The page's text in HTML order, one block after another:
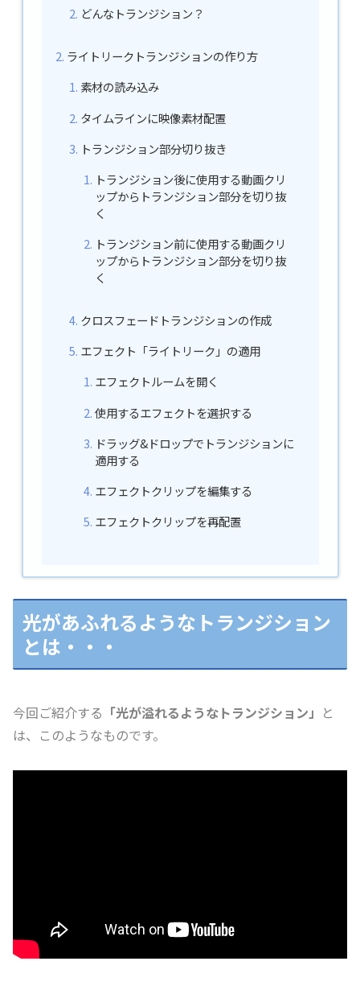
どんなトランジション？
ライトリークトランジションの作り方
素材の読み込み
タイムラインに映像素材配置
トランジション部分切り抜き
トランジション後に使用する動画クリ
ップからトランジション部分を切り抜
く
トランジション前に使用する動画クリ
ップからトランジション部分を切り抜
く
クロスフェードトランジションの作成
エフェクト「ライトリーク」の適用
エフェクトルームを開く
使用するエフェクトを選択する
ドラッグ&ドロップでトランジションに
適用する
エフェクトクリップを編集する
エフェクトクリップを再配置
光があふれるようなトランジション
とは・・・
今回ご紹介する 「光が溢れるようなトランジション」 と
は、このようなものです。